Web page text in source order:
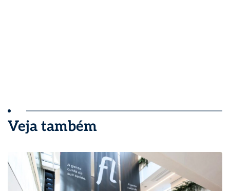
Veja também